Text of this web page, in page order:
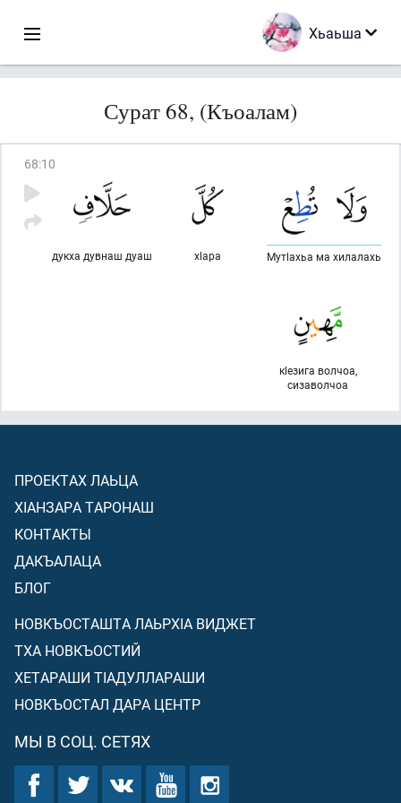
Хьаьша
Сурат 68, (Къоалам)
68:10
Мутlахьа ма хилалахь
хlара
дукха дувнаш дуаш
кlезига волчоа,
сизаволчоа
ПРОЕКТАХ ЛАЬЦА
ХIАНЗАРА ТАРОНАШ
КОНТАКТЫ
ДАКЪАЛАЦА
БЛОГ
НОВКЪОСТАШТА ЛАЬРХIА ВИДЖЕТ
ТХА НОВКЪОСТИЙ
ХЕТАРАШИ ТIАДУЛЛАРАШИ
НОВКЪОСТАЛ ДАРА ЦЕНТР
МЫ В СОЦ. СЕТЯХ